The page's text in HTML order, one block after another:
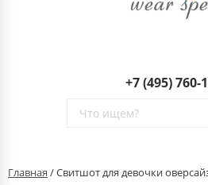
+7 (495) 760-
Главная / Свитшот для девочки